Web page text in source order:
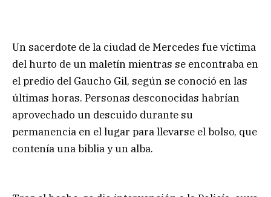
Un sacerdote de la ciudad de Mercedes fue víctima
del hurto de un maletín mientras se encontraba en
el predio del Gaucho Gil, según se conoció en las
últimas horas. Personas desconocidas habrían
aprovechado un descuido durante su
permanencia en el lugar para llevarse el bolso, que
contenía una biblia y un alba.